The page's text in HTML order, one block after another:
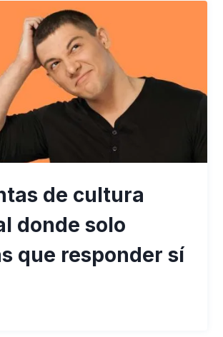
de cultura
donde solo
que responder sí